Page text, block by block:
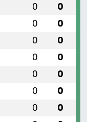
0 0
0 0
0 0
0 0
0 0
0 0
0 0